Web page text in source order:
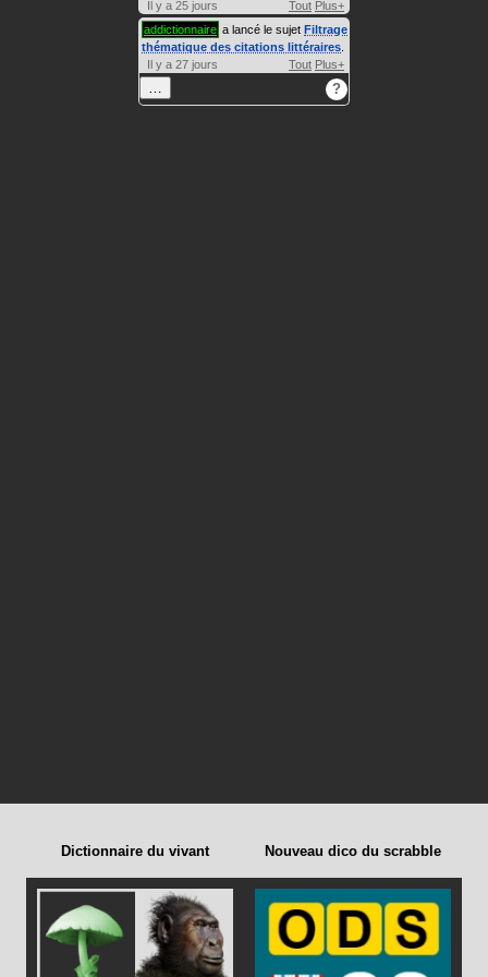
Il y a 25 jours Tout Plus+
addictionnaire a lancé le sujet Filtrage
thématique des citations littéraires
Il y a 27 jours
Tout Plus+
?
Dictionnaire du vivant Nouveau dico du scrabble